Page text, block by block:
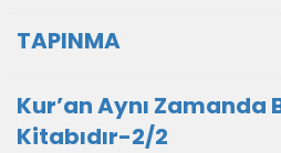
TAPINMA
Kur’an Aynı Zamanda
Kitabıdır-2/2